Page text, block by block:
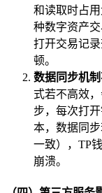
和读取时占
种数字资产
打开交易记
顿。
数据同步机
式若不高效
步，每次打
本，数据同
一致），TP
崩溃。